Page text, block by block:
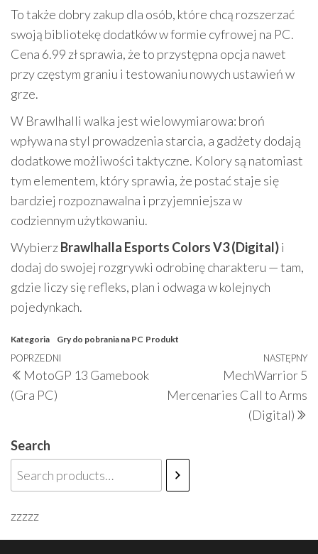
To także dobry zakup dla osób, które chcą rozszerzać
swoją bibliotekę dodatków w formie cyfrowej na PC.
Cena 6.99 zł sprawia, że to przystępna opcja nawet
przy częstym graniu i testowaniu nowych ustawień w
grze.
W Brawlhalli walka jest wielowymiarowa: broń
wpływa na styl prowadzenia starcia, a gadżety dodają
dodatkowe możliwości taktyczne. Kolory są natomiast
tym elementem, który sprawia, że postać staje się
bardziej rozpoznawalna i przyjemniejsza w
codziennym użytkowaniu.
WybierzBrawlhalla Esports Colors V3 (Digital)i
dodaj do swojej rozgrywki odrobinę charakteru — tam,
gdzie liczy się refleks, plan i odwaga w kolejnych
pojedynkach.
Kategoria Gry do pobrania na PC Produkt
Nawigacja
wpisu
Poprzedni
wpis
POPRZEDNI
MotoGP 13 Gamebook
(Gra PC)
NASTĘPNY
MechWarrior 5
Mercenaries Call to Arms
(Digital)
Search
zzzzz